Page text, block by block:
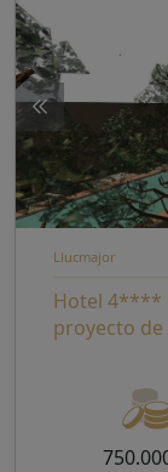
Llucmajor
Hotel 4****
proyecto